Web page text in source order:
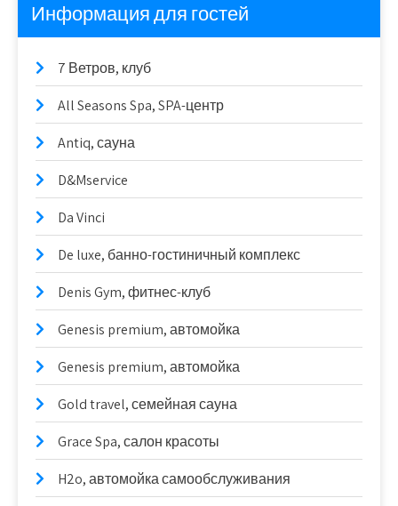
Информация для гостей
7 Ветров, клуб
All Seasons Spa, SPA-центр
Antiq, сауна
D&Mservice
Da Vinci
De luxe, банно-гостиничный комплекс
Denis Gym, фитнес-клуб
Genesis premium, автомойка
Genesis premium, автомойка
Gold travel, семейная сауна
Grace Spa, салон красоты
H2o, автомойка самообслуживания